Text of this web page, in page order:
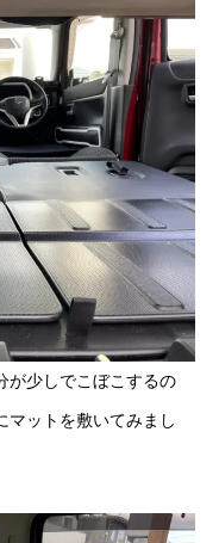
が少しでこぼこするの
マットを敷いてみまし